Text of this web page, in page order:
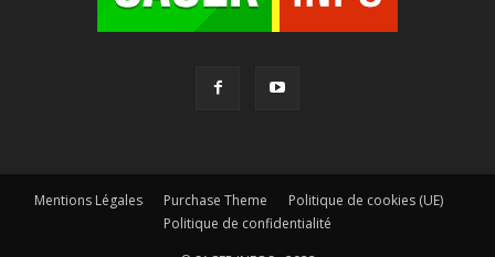
Mentions Légales Purchase Theme
Politique de cookies (UE)
Politique de confidentialité